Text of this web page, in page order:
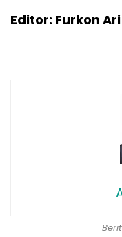
Editor: Furkon Ari